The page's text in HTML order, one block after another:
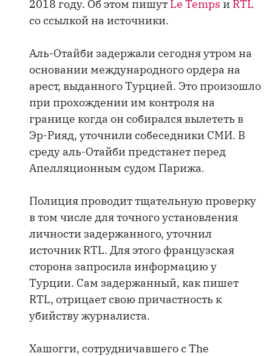
2018 году. Об этом пишут Le Temps и RTL
со ссылкой на источники.
Аль-Отайби задержали сегодня утром на
основании международного ордера на
арест, выданного Турцией. Это произошло
при прохождении им контроля на
границе когда он собирался вылететь в
Эр-Рияд, уточнили собеседники СМИ. В
среду аль-Отайби предстанет перед
Апелляционным судом Парижа.
Полиция проводит тщательную проверку
в том числе для точного установления
личности задержанного, уточнил
источник RTL. Для этого французская
сторона запросила информацию у
Турции. Сам задержанный, как пишет
RTL, отрицает свою причастность к
убийству журналиста.
Хашогги, сотрудничавшего с The